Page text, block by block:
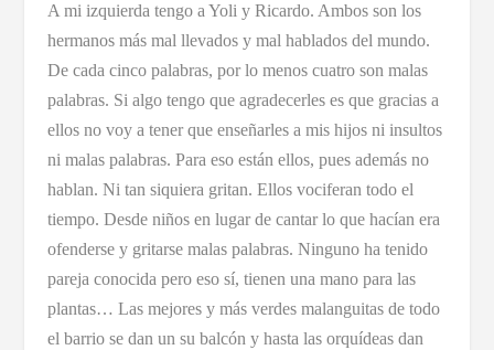
A mi izquierda tengo a Yoli y Ricardo. Ambos son los
hermanos más mal llevados y mal hablados del mundo.
De cada cinco palabras, por lo menos cuatro son malas
palabras. Si algo tengo que agradecerles es que gracias a
ellos no voy a tener que enseñarles a mis hijos ni insultos
ni malas palabras. Para eso están ellos, pues además no
hablan. Ni tan siquiera gritan. Ellos vociferan todo el
tiempo. Desde niños en lugar de cantar lo que hacían era
ofenderse y gritarse malas palabras. Ninguno ha tenido
pareja conocida pero eso sí, tienen una mano para las
plantas… Las mejores y más verdes malanguitas de todo
el barrio se dan un su balcón y hasta las orquídeas dan